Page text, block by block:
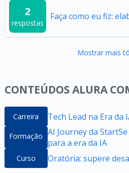
2
respostas
Faça como eu fiz:
Mostrar mais
CONTEÚDOS ALURA
Carreira Tech Lead na Era da
Formação AI Journey da
para a era da IA
Curso Oratória: supere